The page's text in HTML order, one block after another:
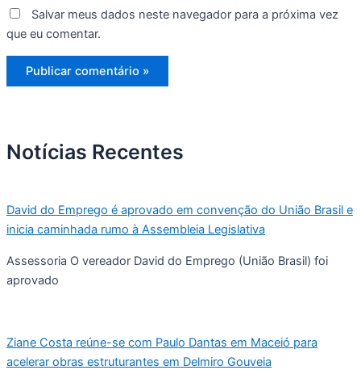
Salvar meus dados neste navegador para a próxima vez
que eu comentar.
Notícias Recentes
David do Emprego é aprovado em convenção do União Brasil e
inicia caminhada rumo à Assembleia Legislativa
Assessoria O vereador David do Emprego (União Brasil) foi
aprovado
Ziane Costa reúne-se com Paulo Dantas em Maceió para
acelerar obras estruturantes em Delmiro Gouveia